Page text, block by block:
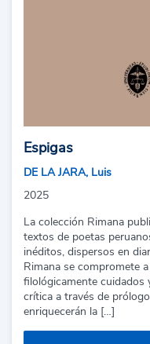
Espigas
DE LA JARA, Luis
2025
La colección Rimana
textos de poetas
inéditos, dispersos en
Rimana se compromete
filológicamente cuidados
crítica a través de
enriquecerán la […]